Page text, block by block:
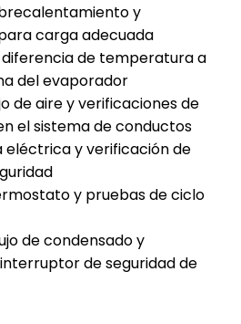
y
carga adecuada
de temperatura a
del evaporador
de aire y verificaciones de
el sistema de conductos
eléctrica y verificación de
y pruebas de ciclo
de condensado y
de seguridad de